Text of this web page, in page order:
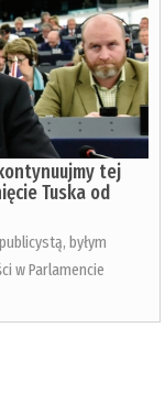
tej
Tuska od
byłym
w Parlamencie